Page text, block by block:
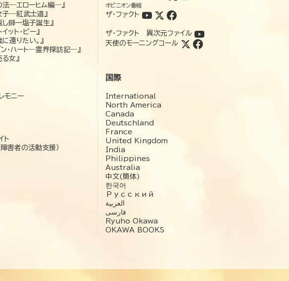
法―エローヒム編―』
子―紅武士道』
し師—塩子誕生』
イット・ビー』
還りたい。』
ン・ハート―霊界探訪記―』
女』
オピニオン番組
ザ・ファクト
ザ・ファクト 異次元ファイル
天使のモーニングコール
モニー
ト
障害者の活動支援）
国際
International
North America
Canada
Deutschland
France
United Kingdom
India
Philippines
Australia
中文(簡体)
한국어
Русский
العربية‏
فارسی
Ryuho Okawa
OKAWA BOOKS